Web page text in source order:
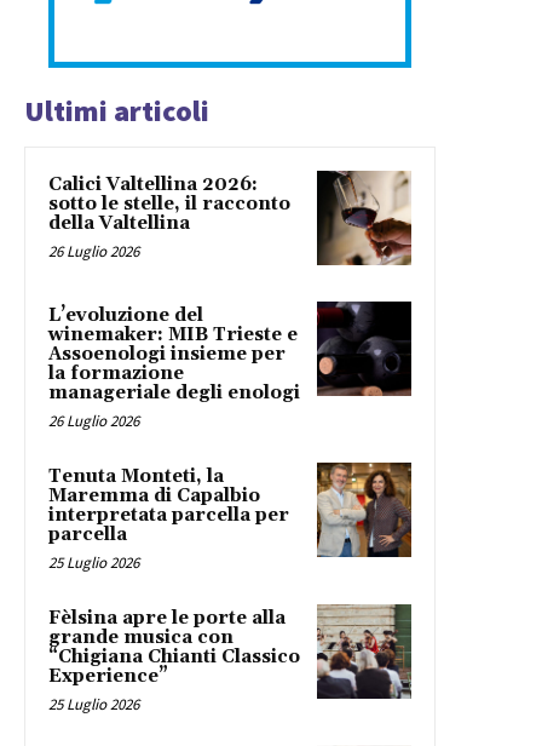
Ultimi articoli
Calici Valtellina 2026:
sotto le stelle, il racconto
della Valtellina
26 Luglio 2026
L’evoluzione del
winemaker: MIB Trieste e
Assoenologi insieme per
la formazione
manageriale degli enologi
26 Luglio 2026
Tenuta Monteti, la
Maremma di Capalbio
interpretata parcella per
parcella
25 Luglio 2026
Fèlsina apre le porte alla
grande musica con
“Chigiana Chianti Classico
Experience”
25 Luglio 2026